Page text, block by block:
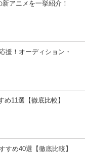
新アニメを一挙紹介！
援！オーディション・
11選【徹底比較】
すめ40選【徹底比較】